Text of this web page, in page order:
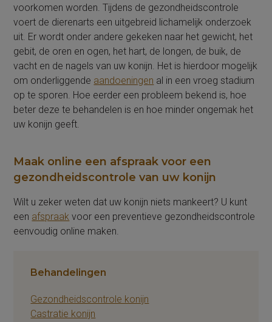
voorkomen worden. Tijdens de gezondheidscontrole
voert de dierenarts een uitgebreid lichamelijk onderzoek
uit. Er wordt onder andere gekeken naar het gewicht, het
gebit, de oren en ogen, het hart, de longen, de buik, de
vacht en de nagels van uw konijn. Het is hierdoor mogelijk
om onderliggende aandoeningen al in een vroeg stadium
op te sporen. Hoe eerder een probleem bekend is, hoe
beter deze te behandelen is en hoe minder ongemak het
uw konijn geeft.
Maak online een afspraak voor een
gezondheidscontrole van uw konijn
Wilt u zeker weten dat uw konijn niets mankeert? U kunt
een afspraak voor een preventieve gezondheidscontrole
eenvoudig online maken.
Behandelingen
Gezondheidscontrole konijn
Castratie konijn